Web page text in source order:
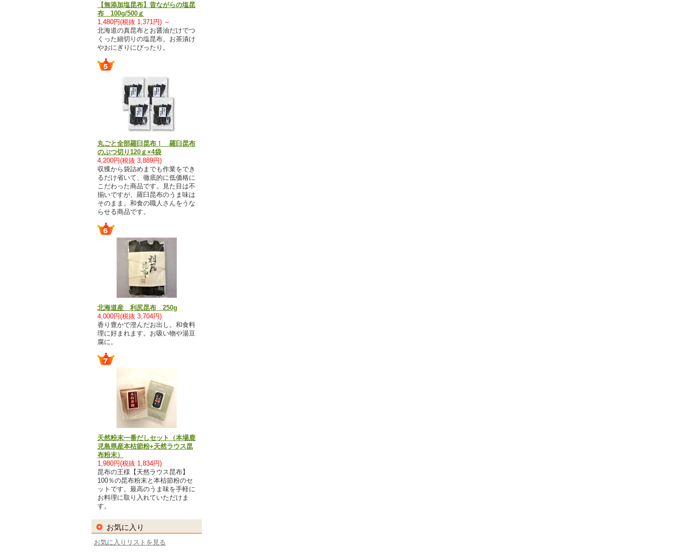
【無添加塩昆布】昔ながらの塩昆
布 100g/500ｇ
1,480円(税抜 1,371円) ～
北海道の真昆布とお醤油だけでつ
くった細切りの塩昆布。お茶漬け
やおにぎりにぴったり。
丸ごと全部羅臼昆布！ 羅臼昆布
のぶつ切り120ｇ×4袋
4,200円(税抜 3,889円)
収獲から袋詰めまでも作業をでき
るだけ省いて、徹底的に低価格に
こだわった商品です。見た目は不
揃いですが、羅臼昆布のうま味は
そのまま。和食の職人さんをうな
らせる商品です。
北海道産 利尻昆布 250g
4,000円(税抜 3,704円)
香り豊かで澄んだお出し。和食料
理に好まれます。お吸い物や湯豆
腐に。
天然粉末一番だしセット（本場鹿
児島県産本枯節粉+天然ラウス昆
布粉末）
1,980円(税抜 1,834円)
昆布の王様【天然ラウス昆布】
100％の昆布粉末と本枯節粉のセ
ットです。最高のうま味を手軽に
お料理に取り入れていただけま
す。
お気に入り
お気に入りリストを見る